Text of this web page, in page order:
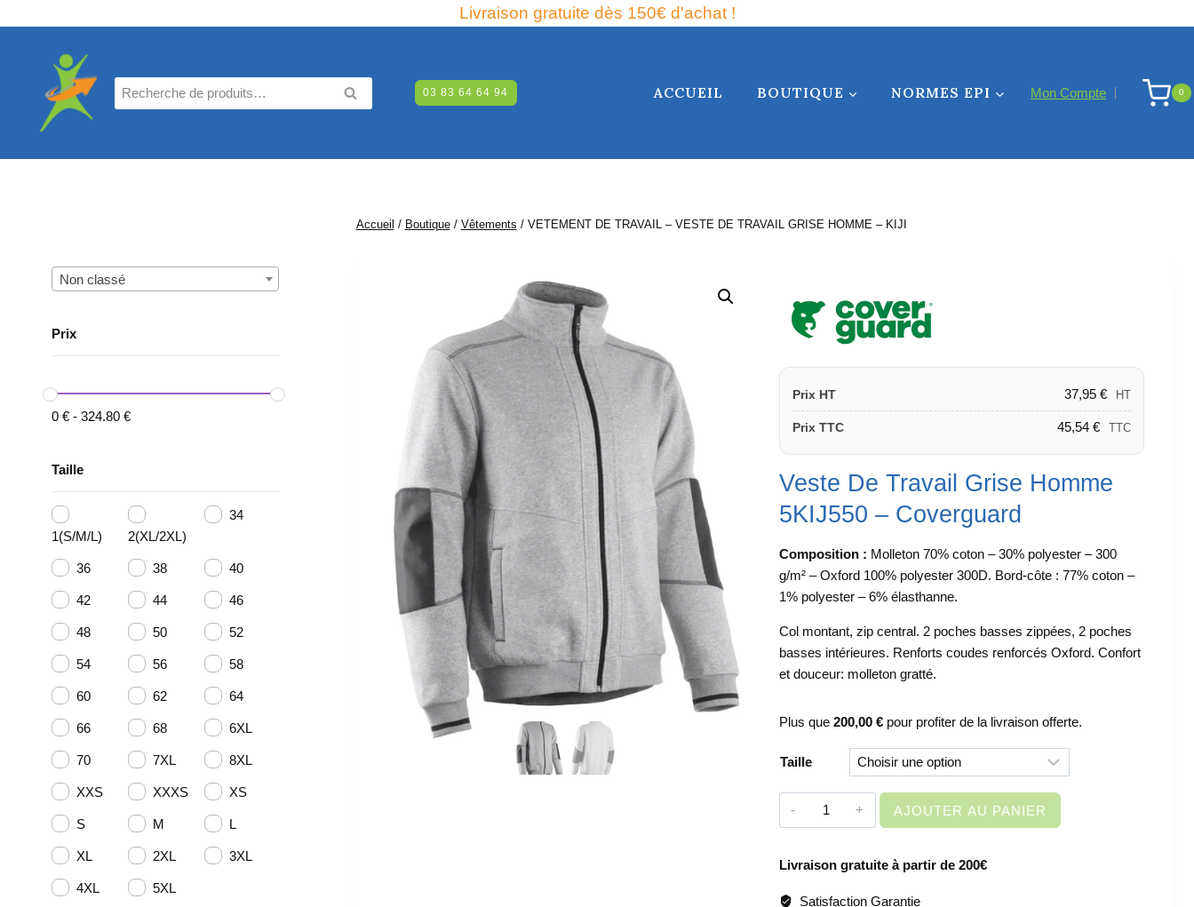
au
Livraison gratuite dès 150€ d'achat !
Recherche
pour :
RECHERCHE03 83 64 64 94 ACCUEIL BOUTIQUE NORMES EPI Mon Compte 0
Accueil / Boutique / Vêtements / VETEMENT DE TRAVAIL – VESTE DE TRAVAIL GRISE HOMME – KIJI
Prix HT 37,95 € HT
Prix TTC 45,54 € TTC
Veste De Travail Grise Homme
5KIJ550 – Coverguard
Composition : Molleton 70% coton – 30% polyester – 300
g/m² – Oxford 100% polyester 300D. Bord-côte : 77% coton –
1% polyester – 6% élasthanne.
Col montant, zip central. 2 poches basses zippées, 2 poches
basses intérieures. Renforts coudes renforcés Oxford. Confort
et douceur: molleton gratté.
Plus que200,00€ pour profiter de la livraison offerte.
Taille
quantité
de
DE
AJOUTER AU PANIER
Livraison gratuite à partir de 200€
Satisfaction Garantie
Non classé
Prix
0 € - 324.80 €
Taille
1(S/M/L) 2(XL/2XL)
34
36 38 40
42 44 46
48 50 52
54 56 58
60 62 64
66 68 6XL
70 7XL 8XL
XXS XXXS XS
S M L
XL 2XL 3XL
4XL 5XL